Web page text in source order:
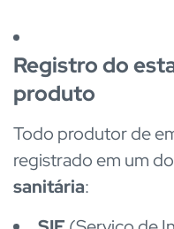
Registro do
produto
Todo produtor de
registrado em um
sanitária: